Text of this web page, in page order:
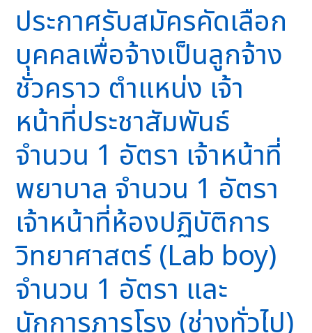
ประกาศรับสมัครคัดเลือก
บุคคลเพื่อจ้างเป็นลูกจ้าง
ชั่วคราว ตำแหน่ง เจ้า
หน้าที่ประชาสัมพันธ์
จำนวน 1 อัตรา เจ้าหน้าที่
พยาบาล จำนวน 1 อัตรา
เจ้าหน้าที่ห้องปฏิบัติการ
วิทยาศาสตร์ (Lab boy)
จำนวน 1 อัตรา และ
นักการภารโรง (ช่างทั่วไป)